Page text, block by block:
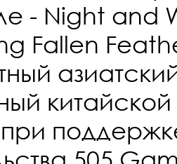
- Night and
Fallen